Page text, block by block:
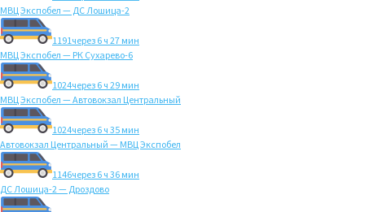
МВЦ Экспобел — ДС Лошица-2
1191через 6 ч 27 мин
МВЦ Экспобел — РК Сухарево-6
1024через 6 ч 29 мин
МВЦ Экспобел — Автовокзал Центральный
1024через 6 ч 35 мин
Автовокзал Центральный — МВЦ Экспобел
1146через 6 ч 36 мин
ДС Лошица-2 — Дроздово